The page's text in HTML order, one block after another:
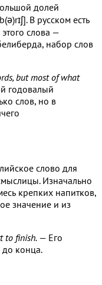
долей
В русском есть
слова —
набор слов
but most of what
годовалый
слов, но в
слово для
Изначально
крепких напитков,
значение и из
to finish. — Его
конца.